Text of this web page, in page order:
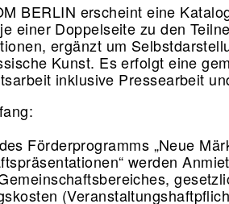
BERLIN erscheint eine
einer Doppelseite zu den
ergänzt um
Kunst. Es erfolgt eine
inklusive Pressearbeit
Förderprogramms „Neue
werden